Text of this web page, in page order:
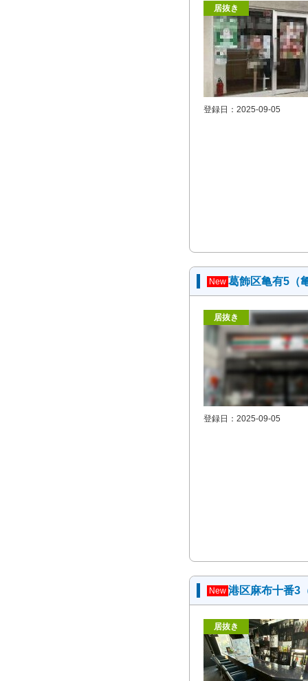
居抜き
登録日：2025-09-05
New 葛飾区亀有5（
居抜き
登録日：2025-09-05
New 港区麻布十番3
居抜き